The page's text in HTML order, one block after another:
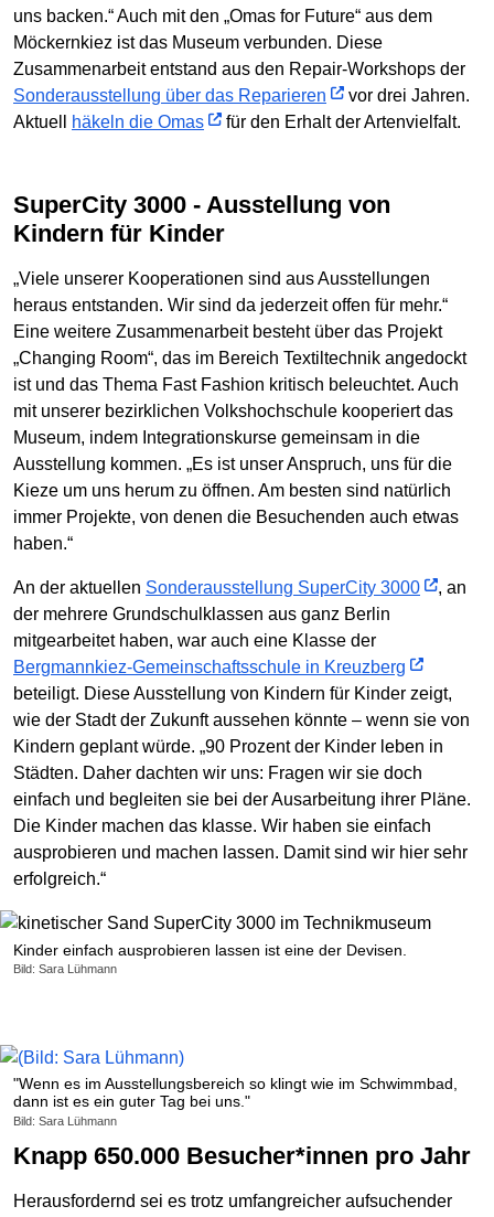
uns backen.“ Auch mit den „Omas for Future“ aus dem
Möckernkiez ist das Museum verbunden. Diese
Zusammenarbeit entstand aus den Repair-Workshops der
Sonderausstellung über das Reparieren
vor drei Jahren.
Aktuell
häkeln die Omas für den Erhalt der Artenvielfalt.
Kinder einfach ausprobieren lassen ist eine der Devisen.
Bild: Sara Lühmann
SuperCity 3000 - Ausstellung von
Kindern für Kinder
„Viele unserer Kooperationen sind aus Ausstellungen
heraus entstanden. Wir sind da jederzeit offen für mehr.“
Eine weitere Zusammenarbeit besteht über das Projekt
„Changing Room“, das im Bereich Textiltechnik angedockt
ist und das Thema Fast Fashion kritisch beleuchtet. Auch
mit unserer bezirklichen Volkshochschule kooperiert das
Museum, indem Integrationskurse gemeinsam in die
Ausstellung kommen. „Es ist unser Anspruch, uns für die
Kieze um uns herum zu öffnen. Am besten sind natürlich
immer Projekte, von denen die Besuchenden auch etwas
haben.“
An der aktuellen Sonderausstellung SuperCity 3000
, an
der mehrere Grundschulklassen aus ganz Berlin
mitgearbeitet haben, war auch eine Klasse der
Bergmannkiez-Gemeinschaftsschule in Kreuzberg
beteiligt. Diese Ausstellung von Kindern für Kinder zeigt,
wie der Stadt der Zukunft aussehen könnte – wenn sie von
Kindern geplant würde. „90 Prozent der Kinder leben in
Städten. Daher dachten wir uns: Fragen wir sie doch
einfach und begleiten sie bei der Ausarbeitung ihrer Pläne.
Die Kinder machen das klasse. Wir haben sie einfach
ausprobieren und machen lassen. Damit sind wir hier sehr
erfolgreich.“
"Wenn es im Ausstellungsbereich so klingt wie im Schwimmbad,
dann ist es ein guter Tag bei uns."
Bild: Sara Lühmann
Knapp 650.000 Besucher*innen pro Jahr
Herausfordernd sei es trotz umfangreicher aufsuchender